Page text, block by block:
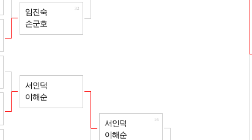
임진숙
손군호
32
서인덕
이해순
서인덕
이해순
16